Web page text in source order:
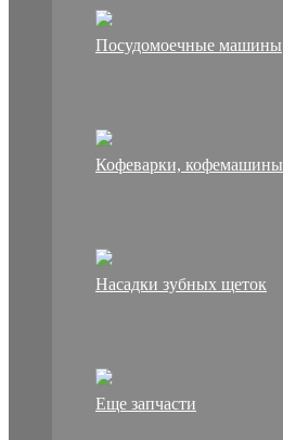
Посудомоечные машины
Кофеварки, кофемашины
Насадки зубных щеток
Еще запчасти